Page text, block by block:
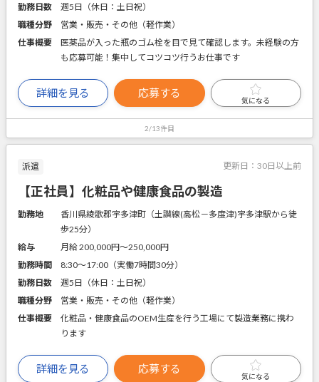
勤務日数
週5日（休日：土日祝）
職種分野
営業・販売・その他（軽作業）
仕事概要
医薬品が入った瓶のゴム栓を目で見て確認します。未経験の方
も応募可能！集中してコツコツ行うお仕事です
詳細を見る 応募する
気になる
2/13件目
派遣 更新日： 30日以上前
【正社員】化粧品や健康食品の製造
勤務地
香川県綾歌郡宇多津町（土讃線(高松－多度津)宇多津駅から徒
歩25分）
給与
月給 200,000円〜250,000円
勤務時間
8:30～17:00（実働7時間30分）
勤務日数
週5日（休日：土日祝）
職種分野
営業・販売・その他（軽作業）
仕事概要
化粧品・健康食品のOEM生産を行う工場にて製造業務に携わ
ります
詳細を見る 応募する
気になる